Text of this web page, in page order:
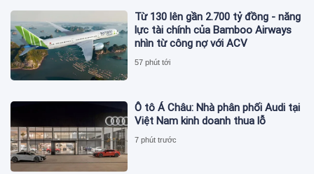
Từ 130 lên gần 2.700 tỷ đồng - năng
lực tài chính của Bamboo Airways
nhìn từ công nợ với ACV
57 phút tới
Ô tô Á Châu: Nhà phân phối Audi tại
Việt Nam kinh doanh thua lỗ
7 phút trước